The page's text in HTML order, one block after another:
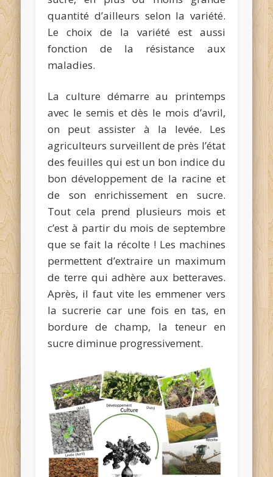
quantité d’ailleurs selon la variété.
Le choix de la variété est aussi
fonction de la résistance aux
maladies.
La culture démarre au printemps
avec le semis et dès le mois d’avril,
on peut assister à la levée. Les
agriculteurs surveillent de près l’état
des feuilles qui est un bon indice du
bon développement de la racine et
de son enrichissement en sucre.
Tout cela prend plusieurs mois et
c’est à partir du mois de septembre
que se fait la récolte ! Les machines
permettent d’extraire un maximum
de terre qui adhère aux betteraves.
Après, il faut vite les emmener vers
la sucrerie car une fois en tas, en
bordure de champ, la teneur en
sucre diminue progressivement.